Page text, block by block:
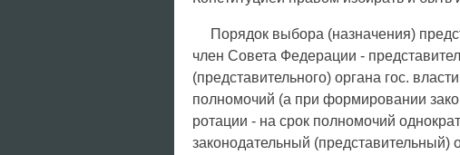
Порядок выбора (назначения)
член Совета Федерации -
(представительного) органа гос.
полномочий (а при формировании
ротации - на срок полномочий
законодательный (представительный)